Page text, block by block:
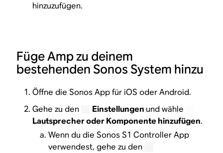
hinzuzufügen.
Füge Amp zu deinem
bestehenden Sonos System hinzu
Öffne die Sonos App für iOS oder Android.
Gehe zu den
Einstellungen und wähle
Lautsprecher oder Komponente hinzufügen.
Wenn du die Sonos S1 Controller App
verwendest, gehe zu den